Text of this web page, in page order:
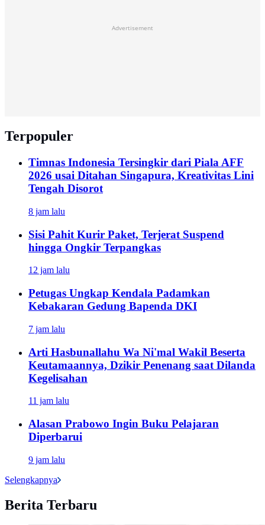
Advertisement
Terpopuler
Timnas Indonesia Tersingkir dari Piala AFF
2026 usai Ditahan Singapura, Kreativitas Lini
Tengah Disorot
8 jam lalu
Sisi Pahit Kurir Paket, Terjerat Suspend
hingga Ongkir Terpangkas
12 jam lalu
Petugas Ungkap Kendala Padamkan
Kebakaran Gedung Bapenda DKI
7 jam lalu
Arti Hasbunallahu Wa Ni'mal Wakil Beserta
Keutamaannya, Dzikir Penenang saat Dilanda
Kegelisahan
11 jam lalu
Alasan Prabowo Ingin Buku Pelajaran
Diperbarui
9 jam lalu
Selengkapnya
Berita Terbaru